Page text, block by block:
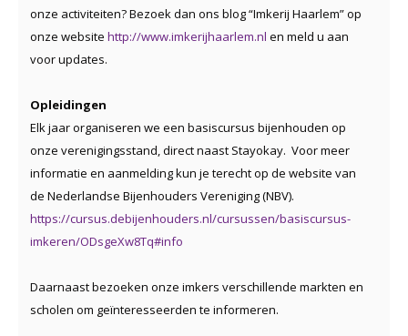
onze activiteiten? Bezoek dan ons blog “Imkerij Haarlem” op
onze website http://www.imkerijhaarlem.nl en meld u aan
voor updates.
Opleidingen
Elk jaar organiseren we een basiscursus bijenhouden op
onze verenigingsstand, direct naast Stayokay. Voor meer
informatie en aanmelding kun je terecht op de website van
de Nederlandse Bijenhouders Vereniging (NBV).
https://cursus.debijenhouders.nl/cursussen/basiscursus-
imkeren/ODsgeXw8Tq#info
Daarnaast bezoeken onze imkers verschillende markten en
scholen om geïnteresseerden te informeren.